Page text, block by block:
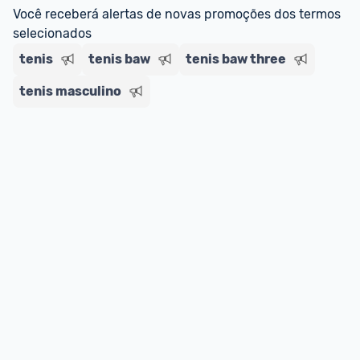
Entrega Expressa: A partir de 2 dias úteis.*
*Confira aqui
Você receberá alertas de novas promoções dos termos
selecionados
tenis
tenis baw tenis baw three
tenis masculino